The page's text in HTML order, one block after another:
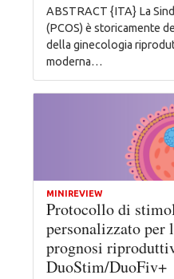
ABSTRACT {ITA} La
(PCOS) è storicamente
della ginecologia
moderna…
MINIREVIEW
Protocollo di
personalizzato per
prognosi
DuoStim/DuoFiv+